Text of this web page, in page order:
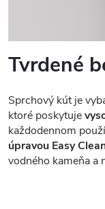
Tvrdené
Sprchový kút je
ktoré poskytuje
každodennom
úpravou Easy
vodného kameňa a